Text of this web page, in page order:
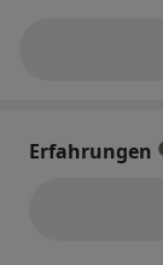
Erfahrungen